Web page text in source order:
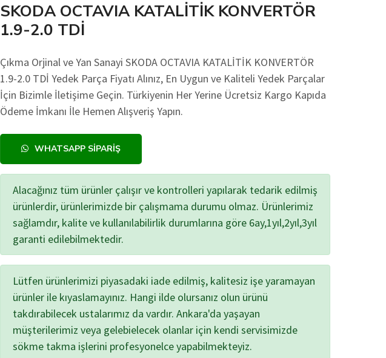
SKODA OCTAVIA KATALİTİK KONVERTÖR
1.9-2.0 TDİ
Çıkma Orjinal ve Yan Sanayi SKODA OCTAVIA KATALİTİK KONVERTÖR
1.9-2.0 TDİ Yedek Parça Fiyatı Alınız, En Uygun ve Kaliteli Yedek Parçalar
İçin Bizimle İletişime Geçin. Türkiyenin Her Yerine Ücretsiz Kargo Kapıda
Ödeme İmkanı İle Hemen Alışveriş Yapın.
WHATSAPP SIPARIŞ
Alacağınız tüm ürünler çalışır ve kontrolleri yapılarak tedarik edilmiş
ürünlerdir, ürünlerimizde bir çalışmama durumu olmaz. Ürünlerimiz
sağlamdır, kalite ve kullanılabilirlik durumlarına göre 6ay,1yıl,2yıl,3yıl
garanti edilebilmektedir.
Lütfen ürünlerimizi piyasadaki iade edilmiş, kalitesiz işe yaramayan
ürünler ile kıyaslamayınız. Hangi ilde olursanız olun ürünü
takdırabilecek ustalarımız da vardır. Ankara'da yaşayan
müşterilerimiz veya gelebielecek olanlar için kendi servisimizde
sökme takma işlerini profesyonelce yapabilmekteyiz.